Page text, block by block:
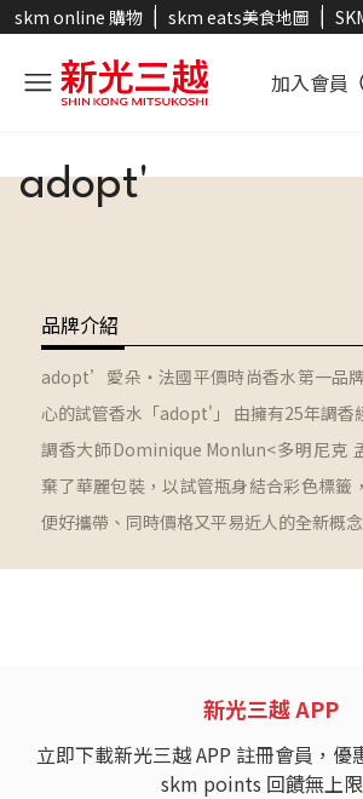
skm online 購物 skm eats美食地圖
加入會員
adopt'
品牌介紹
adopt’愛朵‧法國平價時尚香水第一品
心的試管香水「adopt'」 由擁有25年調香
調香大師Dominique Monlun<多明尼克
棄了華麗包裝，以試管瓶身結合彩色標籤
便好攜帶、同時價格又平易近人的全新概念
新光三越 APP
立即下載新光三越 APP 註冊會員，優
skm points 回饋無上限